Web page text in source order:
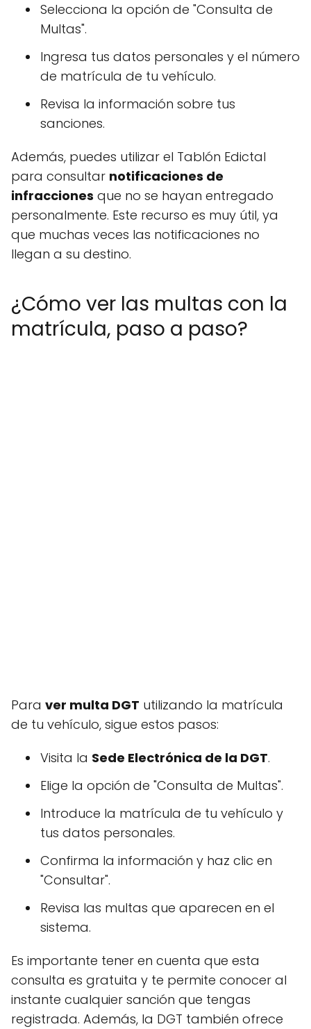
Selecciona la opción de "Consulta de
Multas".
Ingresa tus datos personales y el número
de matrícula de tu vehículo.
Revisa la información sobre tus
sanciones.
Además, puedes utilizar el Tablón Edictal
para consultar notificaciones de
infracciones que no se hayan entregado
personalmente. Este recurso es muy útil, ya
que muchas veces las notificaciones no
llegan a su destino.
¿Cómo ver las multas con la
matrícula, paso a paso?
Para ver multa DGT utilizando la matrícula
de tu vehículo, sigue estos pasos:
Visita la Sede Electrónica de la DGT.
Elige la opción de "Consulta de Multas".
Introduce la matrícula de tu vehículo y
tus datos personales.
Confirma la información y haz clic en
"Consultar".
Revisa las multas que aparecen en el
sistema.
Es importante tener en cuenta que esta
consulta es gratuita y te permite conocer al
instante cualquier sanción que tengas
registrada. Además, la DGT también ofrece